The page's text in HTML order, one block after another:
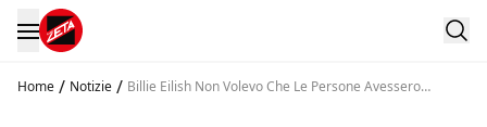
Home / Notizie / Billie Eilish Non Volevo Che Le Persone Avessero